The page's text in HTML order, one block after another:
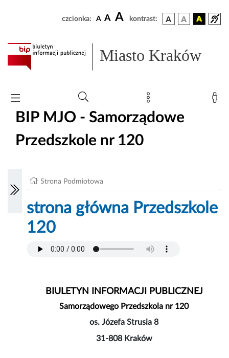
czcionka: A A A kontrast:
Miasto Kraków
BIP MJO - Samorządowe
Przedszkole nr 120
Strona Podmiotowa
strona główna Przedszkole
120
BIULETYN INFORMACJI PUBLICZNEJ
Samorządowego Przedszkola nr 120
os. Józefa Strusia 8
31-808 Kraków